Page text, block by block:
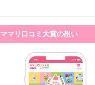
ママリ口コミ大賞の想い